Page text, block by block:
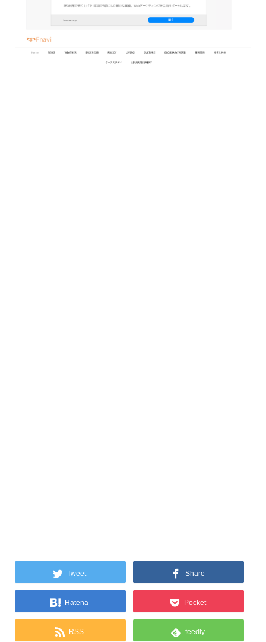
Tweet Share
Hatena Pocket
RSS feedly